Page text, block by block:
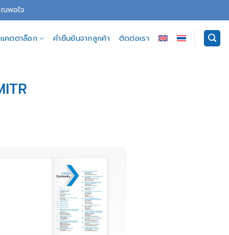
ณพอใจ
คตตาล็อก คำยืนยันจากลูกค้า ติดต่อเรา